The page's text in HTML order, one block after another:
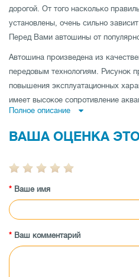
дорогой. От того насколько
установлены, очень сильно
Перед Вами автошины от
Автошина произведена из
передовым технологиям. Рисунок
повышения эксплуатационных
имеет высокое сопротивление
шина- низкий уровень шума и
отличную управляемость на
Автошина имеет высокую
нагрузки и скорости.
Заказывайте автошины Matador
по лучшей цене в магазине
Полное описание
ВАША ОЦЕНКА
Ваше имя
Ваш комментарий